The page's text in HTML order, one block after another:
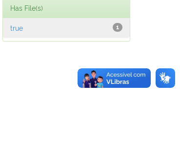
Has File(s)
1
true